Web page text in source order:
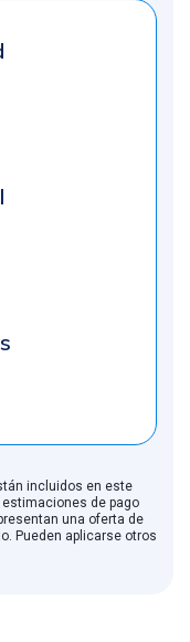
incluidos en este
de pago
una oferta de
Pueden aplicarse otros